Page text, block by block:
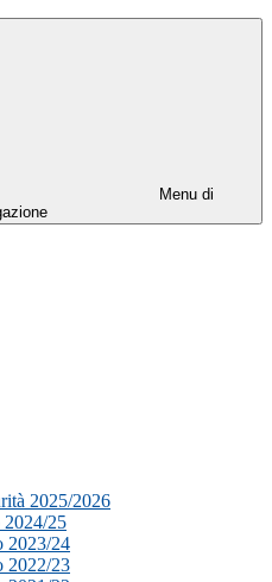
Menu di
2025/2026
2024/25
2023/24
2022/23